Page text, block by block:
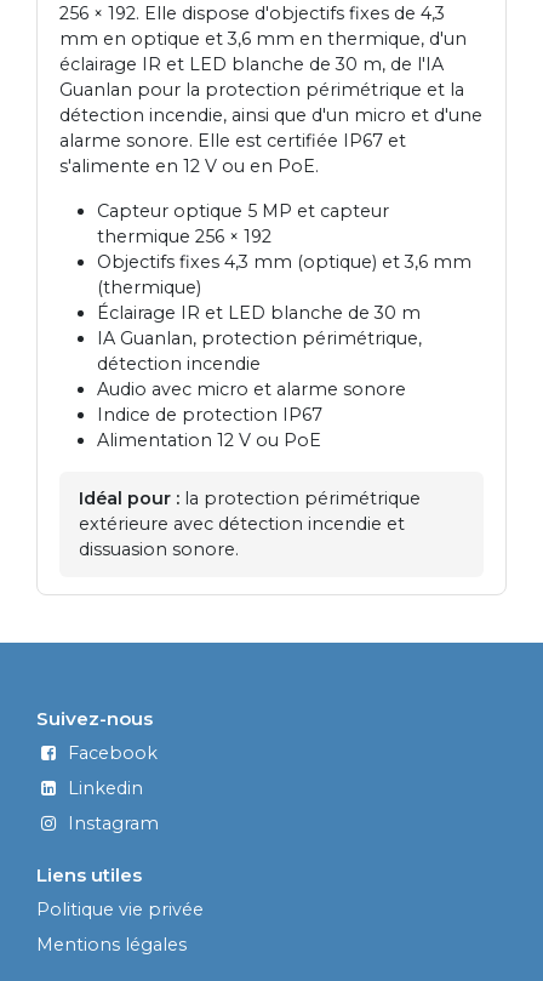
256 × 192. Elle dispose d'objectifs fixes de 4,3
mm en optique et 3,6 mm en thermique, d'un
éclairage IR et LED blanche de 30 m, de l'IA
Guanlan pour la protection périmétrique et la
détection incendie, ainsi que d'un micro et d'une
alarme sonore. Elle est certifiée IP67 et
s'alimente en 12 V ou en PoE.
Capteur optique 5 MP et capteur
thermique 256 × 192
Objectifs fixes 4,3 mm (optique) et 3,6 mm
(thermique)
Éclairage IR et LED blanche de 30 m
IA Guanlan, protection périmétrique,
détection incendie
Audio avec micro et alarme sonore
Indice de protection IP67
Alimentation 12 V ou PoE
Idéal pour : la protection périmétrique
extérieure avec détection incendie et
dissuasion sonore.
Liens utiles
Politique vie privée
Mentions légales
Suivez-nous
Facebook
Linkedin
Instagram